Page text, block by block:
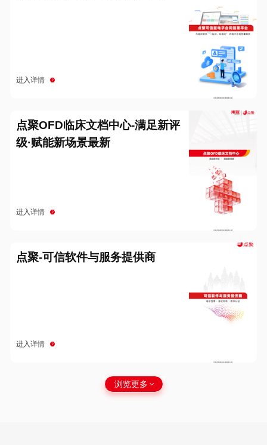
进入详情
点聚OFD临床文档中心-满足新评
级·赋能新场景最新
进入详情
点聚-可信软件与服务提供商
进入详情
浏览更多